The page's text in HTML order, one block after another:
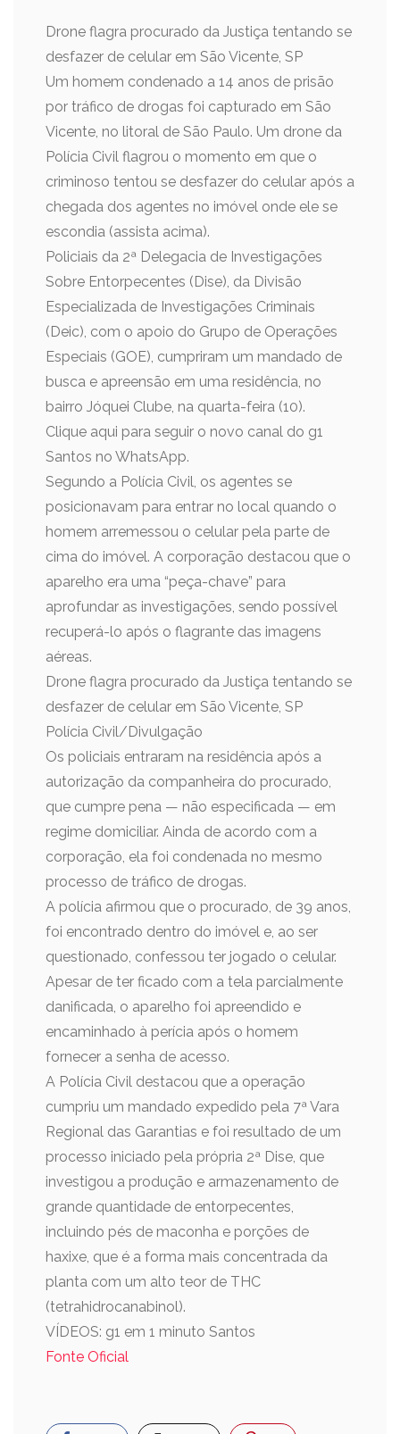
Drone flagra procurado da Justiça tentando se
desfazer de celular em São Vicente, SP
Um homem condenado a 14 anos de prisão
por tráfico de drogas foi capturado em São
Vicente, no litoral de São Paulo. Um drone da
Polícia Civil flagrou o momento em que o
criminoso tentou se desfazer do celular após a
chegada dos agentes no imóvel onde ele se
escondia (assista acima).
Policiais da 2ª Delegacia de Investigações
Sobre Entorpecentes (Dise), da Divisão
Especializada de Investigações Criminais
(Deic), com o apoio do Grupo de Operações
Especiais (GOE), cumpriram um mandado de
busca e apreensão em uma residência, no
bairro Jóquei Clube, na quarta-feira (10).
Clique aqui para seguir o novo canal do g1
Santos no WhatsApp.
Segundo a Polícia Civil, os agentes se
posicionavam para entrar no local quando o
homem arremessou o celular pela parte de
cima do imóvel. A corporação destacou que o
aparelho era uma “peça-chave” para
aprofundar as investigações, sendo possível
recuperá-lo após o flagrante das imagens
aéreas.
Drone flagra procurado da Justiça tentando se
desfazer de celular em São Vicente, SP
Polícia Civil/Divulgação
Os policiais entraram na residência após a
autorização da companheira do procurado,
que cumpre pena — não especificada — em
regime domiciliar. Ainda de acordo com a
corporação, ela foi condenada no mesmo
processo de tráfico de drogas.
A polícia afirmou que o procurado, de 39 anos,
foi encontrado dentro do imóvel e, ao ser
questionado, confessou ter jogado o celular.
Apesar de ter ficado com a tela parcialmente
danificada, o aparelho foi apreendido e
encaminhado à perícia após o homem
fornecer a senha de acesso.
A Polícia Civil destacou que a operação
cumpriu um mandado expedido pela 7ª Vara
Regional das Garantias e foi resultado de um
processo iniciado pela própria 2ª Dise, que
investigou a produção e armazenamento de
grande quantidade de entorpecentes,
incluindo pés de maconha e porções de
haxixe, que é a forma mais concentrada da
planta com um alto teor de THC
(tetrahidrocanabinol).
VÍDEOS: g1 em 1 minuto Santos
Fonte Oficial